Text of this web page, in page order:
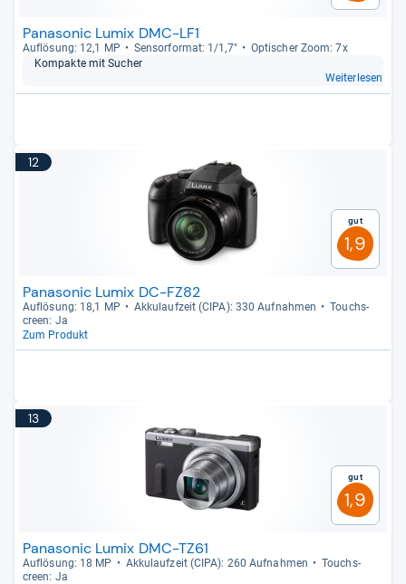
Panasonic Lumix DMC-LF1
Auf­lö­sung: 12,1 MP Sen­sor­for­mat: 1/1,7"
Opti­scher Zoom: 7x
Kom­pakte mit Sucher
Weiterlesen
12
Gut
1,9
Panasonic Lumix DC-FZ82
Auf­lö­sung: 18,1 MP Akku­lauf­zeit (CIPA): 330 Auf­nah­men
Touch­s­
creen: Ja
Zum Produkt
13
Gut
1,9
Panasonic Lumix DMC-TZ61
Auf­lö­sung: 18 MP Akku­lauf­zeit (CIPA): 260 Auf­nah­men
Touch­s­
creen: Ja